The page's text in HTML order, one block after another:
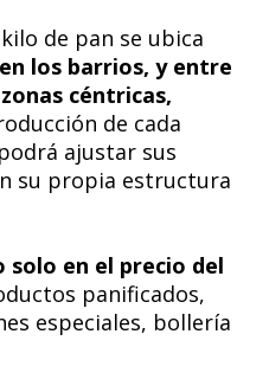
de pan se ubica
los barrios, y entre
céntricas,
de cada
ajustar sus
su propia estructura
solo en el precio del
panificados,
especiales, bollería